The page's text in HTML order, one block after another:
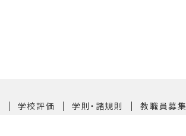
｜ 学校評価 ｜ 学則・諸規則 ｜ 教職員募集